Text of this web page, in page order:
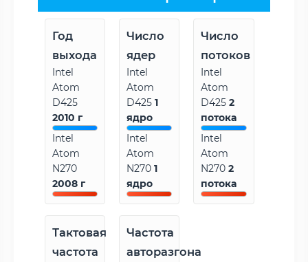
Год
выхода
Intel
Atom
D425
2010 г
Intel
Atom
N270
2008 г
Число
ядер
Intel
Atom
D4251
ядро
Intel
Atom
N2701
ядро
Число
потоков
Intel
Atom
D4252
потока
Intel
Atom
N2702
потока
Тактовая
частота
Частота
авторазгона